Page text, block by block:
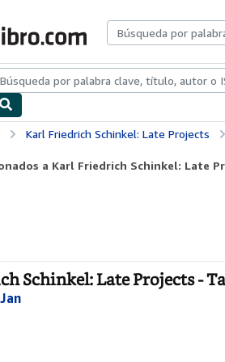
Colecciones Libros antiguosArte y
Karl Friedrich Schinkel: Late Projects
a Karl Friedrich Schinkel: Late
Schinkel: Late Projects -